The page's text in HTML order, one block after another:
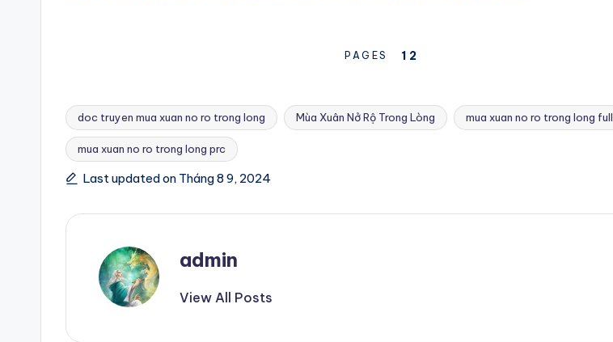
PAGES 1 2
Tags:
doc truyen mua xuan no ro trong long Mùa Xuân Nở Rộ Trong Lòng mua xuan no ro trong long full
mua xuan no ro trong long prc
Last updated on Tháng 8 9, 2024
admin
View All Posts